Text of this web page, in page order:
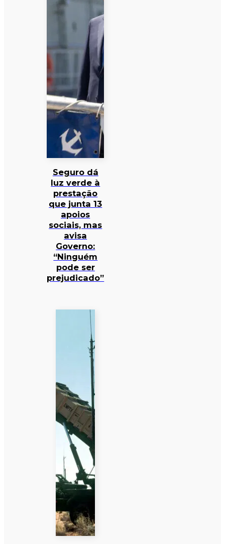
Seguro dá
luz verde à
prestação
que junta 13
apoios
sociais, mas
avisa
Governo:
“Ninguém
pode ser
prejudicado”